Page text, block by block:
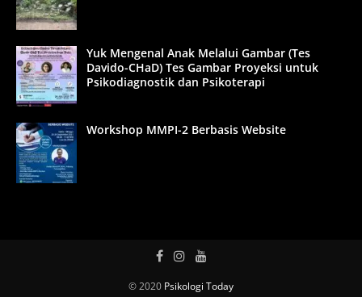
Yuk Mengenal Anak Melalui Gambar (Tes
Davido-CHaD) Tes Gambar Proyeksi untuk
Psikodiagnostik dan Psikoterapi
Workshop MMPI-2 Berbasis Website
© 2020 Psikologi Today